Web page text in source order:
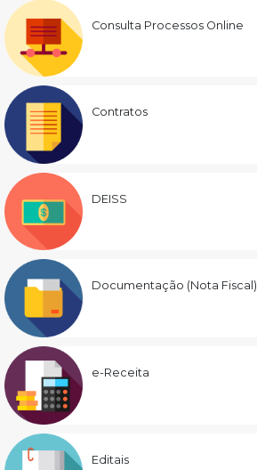
Consulta Processos Online
Contratos
DEISS
Documentação (Nota Fiscal)
e-Receita
Editais